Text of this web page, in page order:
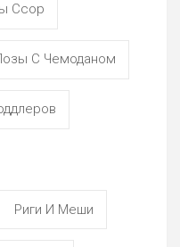
Ссор
С Чемоданом
Риги И Меши